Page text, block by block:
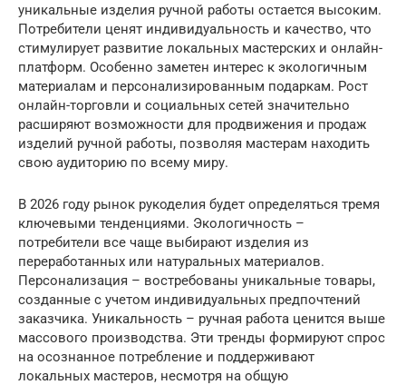
уникальные изделия ручной работы остается высоким.
Потребители ценят индивидуальность и качество, что
стимулирует развитие локальных мастерских и онлайн-
платформ. Особенно заметен интерес к экологичным
материалам и персонализированным подаркам. Рост
онлайн-торговли и социальных сетей значительно
расширяют возможности для продвижения и продаж
изделий ручной работы, позволяя мастерам находить
свою аудиторию по всему миру.
В 2026 году рынок рукоделия будет определяться тремя
ключевыми тенденциями. Экологичность –
потребители все чаще выбирают изделия из
переработанных или натуральных материалов.
Персонализация – востребованы уникальные товары,
созданные с учетом индивидуальных предпочтений
заказчика. Уникальность – ручная работа ценится выше
массового производства. Эти тренды формируют спрос
на осознанное потребление и поддерживают
локальных мастеров, несмотря на общую